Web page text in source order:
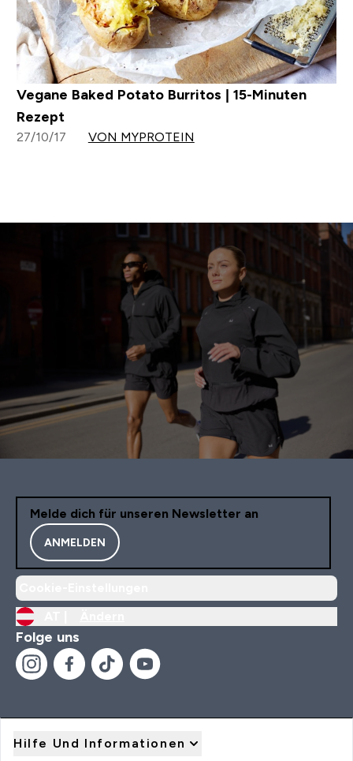
Vegane Baked Potato Burritos | 15-Minuten
Rezept
27/10/17 VON MYPROTEIN
Melde dich für unseren Newsletter an
ANMELDEN
Folge uns
Hilfe Und Informationen